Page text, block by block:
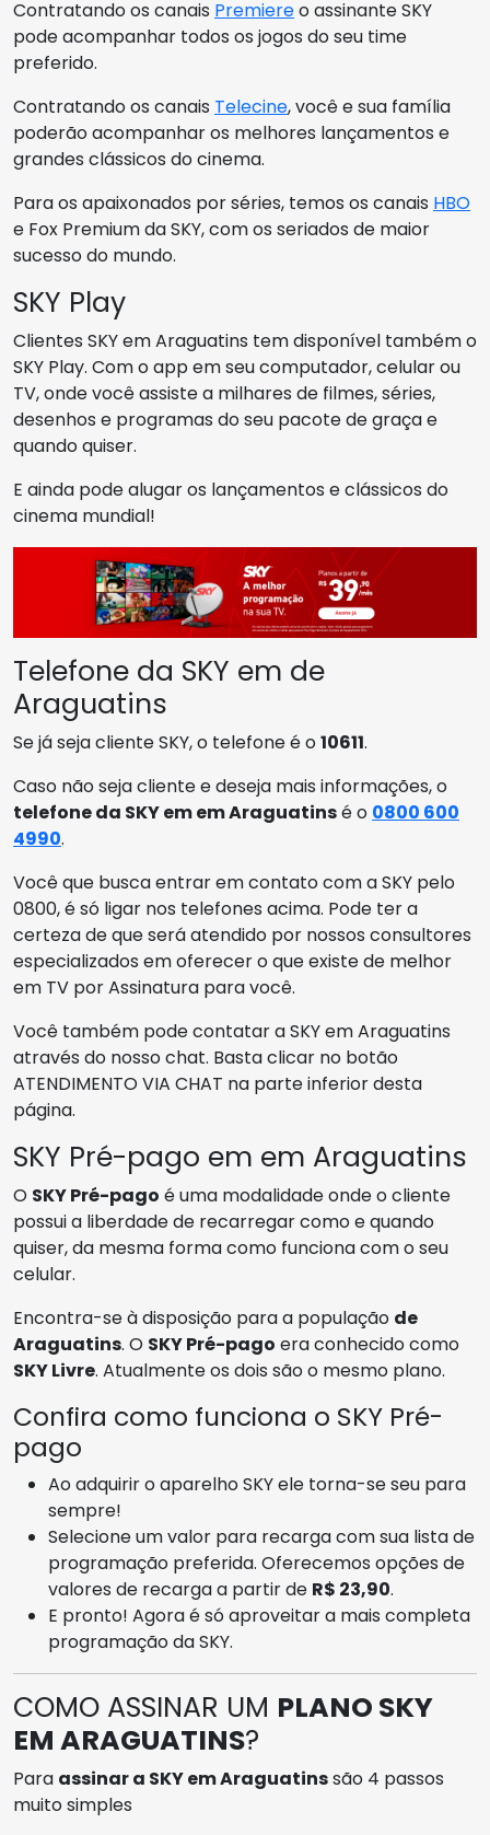
Contratando os canais Premiereo assinante SKY
pode acompanhar todos os jogos do seu time
preferido.
Contratando os canais Telecine, você e sua família
poderão acompanhar os melhores lançamentos e
grandes clássicos do cinema.
Para os apaixonados por séries, temos os canais HBO
e Fox Premium da SKY, com os seriados de maior
sucesso do mundo.
SKY Play
Clientes SKY em Araguatins tem disponível também o
SKY Play. Com o app em seu computador, celular ou
TV, onde você assiste a milhares de filmes, séries,
desenhos e programas do seu pacote de graça e
quando quiser.
E ainda pode alugar os lançamentos e clássicos do
cinema mundial!
Telefone da SKY em de
Araguatins
Se já seja cliente SKY, o telefone é o10611.
Caso não seja cliente e deseja mais informações, o
telefone da SKY em em Araguatinsé o 0800 600
4990.
Você que busca entrar em contato com a SKY pelo
0800, é só ligar nos telefones acima. Pode ter a
certeza de que será atendido por nossos consultores
especializados em oferecer o que existe de melhor
em TV por Assinatura para você.
Você também pode contatar a SKY em Araguatins
através do nosso chat. Basta clicar no botão
ATENDIMENTO VIA CHAT na parte inferior desta
página.
SKY Pré-pago em em Araguatins
O SKY Pré-pago é uma modalidade onde o cliente
possui a liberdade de recarregar como e quando
quiser, da mesma forma como funciona com o seu
celular.
Encontra-se à disposição para a população de
Araguatins. O SKY Pré-pago era conhecido como
SKY Livre. Atualmente os dois são o mesmo plano.
Confira como funciona o SKY Pré-
pago
Ao adquirir o aparelho SKY ele torna-se seu para
sempre!
Selecione um valor para recarga com sua lista de
programação preferida. Oferecemos opções de
valores de recarga a partir de R$ 23,90.
E pronto! Agora é só aproveitar a mais completa
programação da SKY.
COMO ASSINAR UM PLANO SKY
EM ARAGUATINS?
Para assinar a SKY em Araguatinssão 4 passos
muito simples